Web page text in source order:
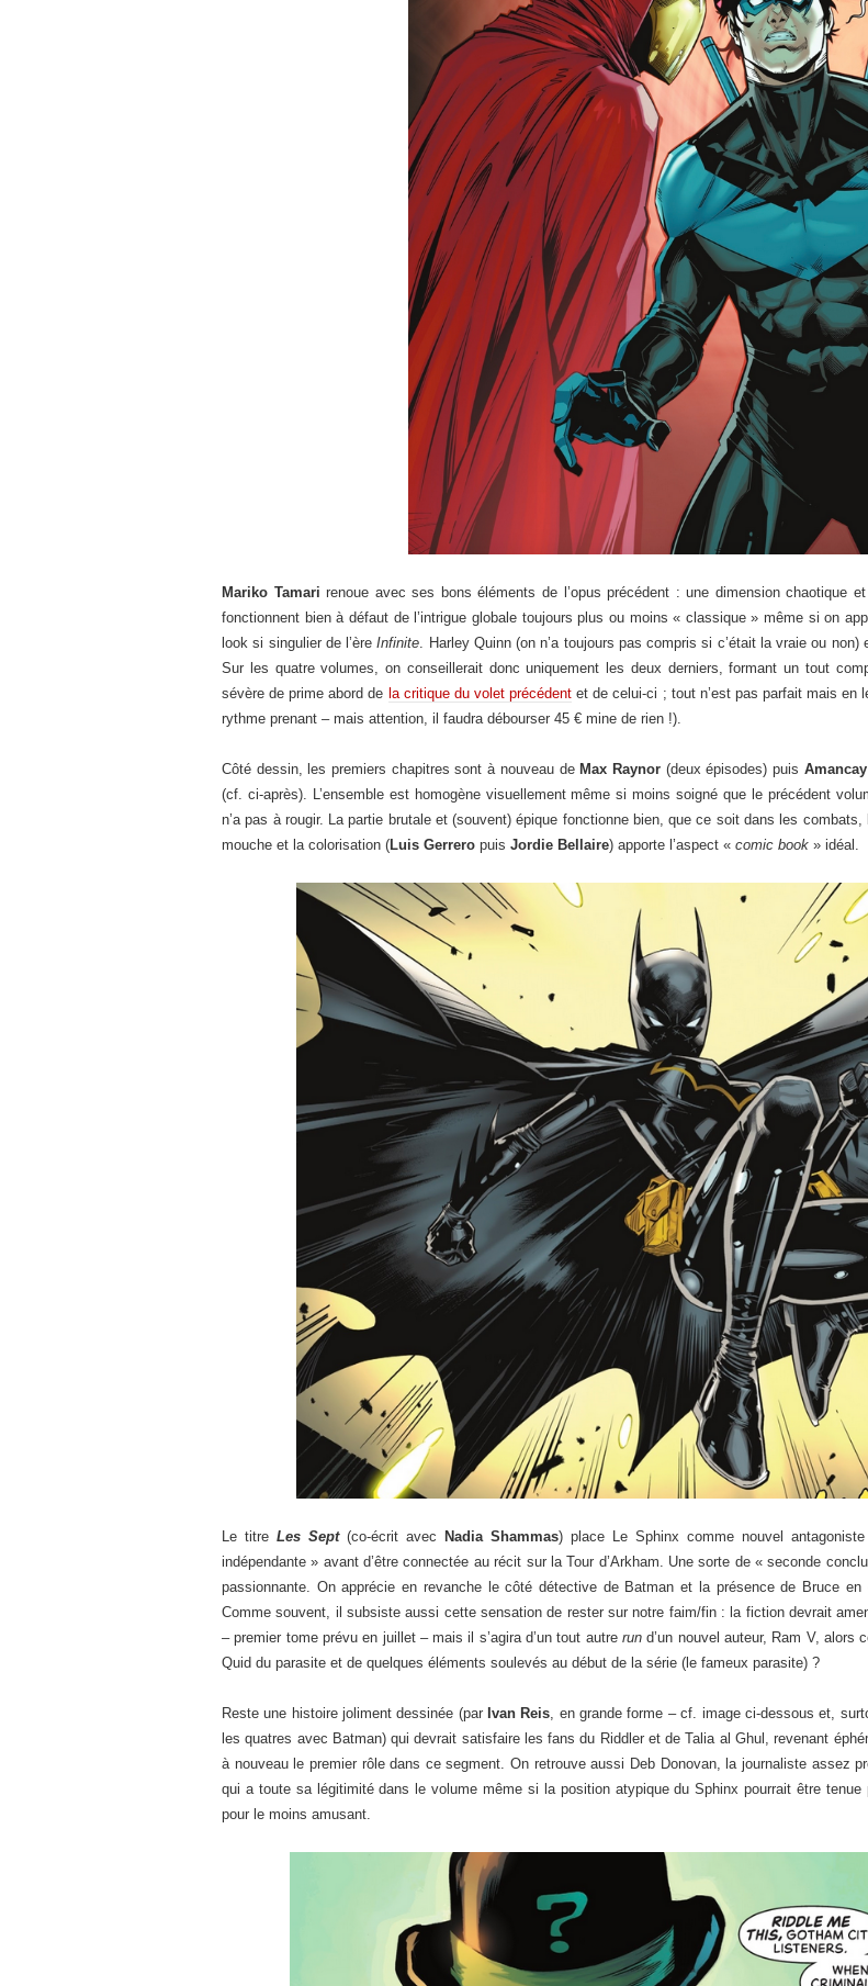
Mariko Tamari renoue avec ses bons éléments de l’opus précédent : une dimension chaotique
fonctionnent bien à défaut de l’intrigue globale toujours plus ou moins « classique » même si on
look si singulier de l’èreInfinite . Harley Quinn (on n’a toujours pas compris si c’était la vraie ou
Sur les quatre volumes, on conseillerait donc uniquement les deux derniers, formant un tout
sévère de prime abord de la critique du volet précédent et de celui-ci ; tout n’est pas parfait mais en
rythme prenant – mais attention, il faudra débourser 45 € mine de rien !).
Côté dessin, les premiers chapitres sont à nouveau deMax Raynor(deux épisodes) puis
(cf. ci-après). L’ensemble est homogène visuellement même si moins soigné que le précédent
n’a pas à rougir. La partie brutale et (souvent) épique fonctionne bien, que ce soit dans les
mouche et la colorisation (Luis Gerrero puis Jordie Bellaire) apporte l’aspect « comic book » idéal.
Le titre Les Sept(co-écrit avec Nadia Shammas) place Le Sphinx comme nouvel
indépendante » avant d’être connectée au récit sur la Tour d’Arkham. Une sorte de « seconde
passionnante. On apprécie en revanche le côté détective de Batman et la présence de Bruce
Comme souvent, il subsiste aussi cette sensation de rester sur notre faim/fin : la fiction devrait
– premier tome prévu en juillet – mais il s’agira d’un tout autrerun d’un nouvel auteur, Ram V, alors
Quid du parasite et de quelques éléments soulevés au début de la série (le fameux parasite) ?
Reste une histoire joliment dessinée (par Ivan Reis , en grande forme – cf. image ci-dessous et,
les quatres avec Batman) qui devrait satisfaire les fans du Riddler et de Talia al Ghul, revenant
à nouveau le premier rôle dans ce segment. On retrouve aussi Deb Donovan, la journaliste assez
qui a toute sa légitimité dans le volume même si la position atypique du Sphinx pourrait être tenue
pour le moins amusant.